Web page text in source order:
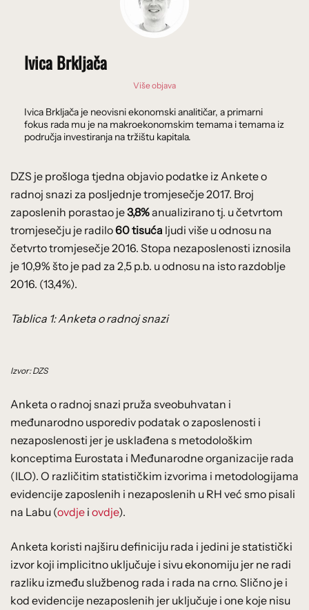
Ivica Brkljača
Više objava
Ivica Brkljača je neovisni ekonomski analitičar, a primarni
fokus rada mu je na makroekonomskim temama i temama iz
područja investiranja na tržištu kapitala.
DZS je prošloga tjedna objavio podatke iz Ankete o
radnoj snazi za posljednje tromjesečje 2017. Broj
zaposlenih porastao je3,8%anualizirano tj. u četvrtom
tromjesečju je radilo60 tisuća ljudi više u odnosu na
četvrto tromjesečje 2016. Stopa nezaposlenosti iznosila
je 10,9% što je pad za 2,5 p.b. u odnosu na isto razdoblje
2016. (13,4%).
Tablica 1: Anketa o radnoj snazi
Izvor: DZS
Anketa o radnoj snazi pruža sveobuhvatan i
međunarodno usporediv podatak o zaposlenosti i
nezaposlenosti jer je usklađena s metodološkim
konceptima Eurostata i Međunarodne organizacije rada
(ILO). O različitim statističkim izvorima i metodologijama
evidencije zaposlenih i nezaposlenih u RH već smo pisali
na Labu (ovdje i ovdje).
Anketa koristi najširu definiciju rada i jedini je statistički
izvor koji implicitno uključuje i sivu ekonomiju jer ne radi
razliku između službenog rada i rada na crno. Slično je i
kod evidencije nezaposlenih jer uključuje i one koje nisu